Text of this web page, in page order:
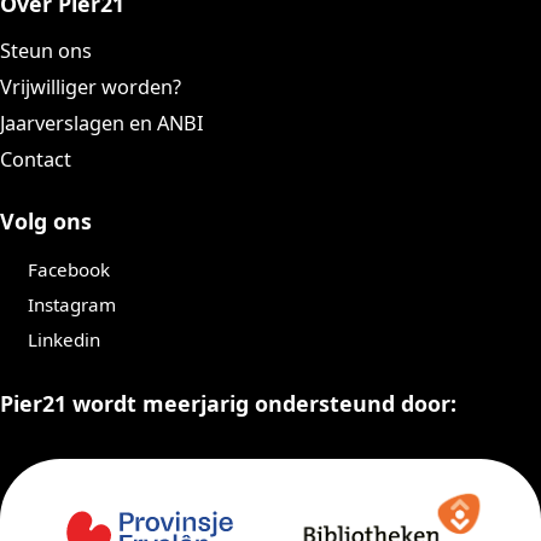
Steun ons
Vrijwilliger worden?
Jaarverslagen en ANBI
Contact
Volg ons
Facebook
Instagram
Linkedin
Pier21 wordt meerjarig ondersteund door: